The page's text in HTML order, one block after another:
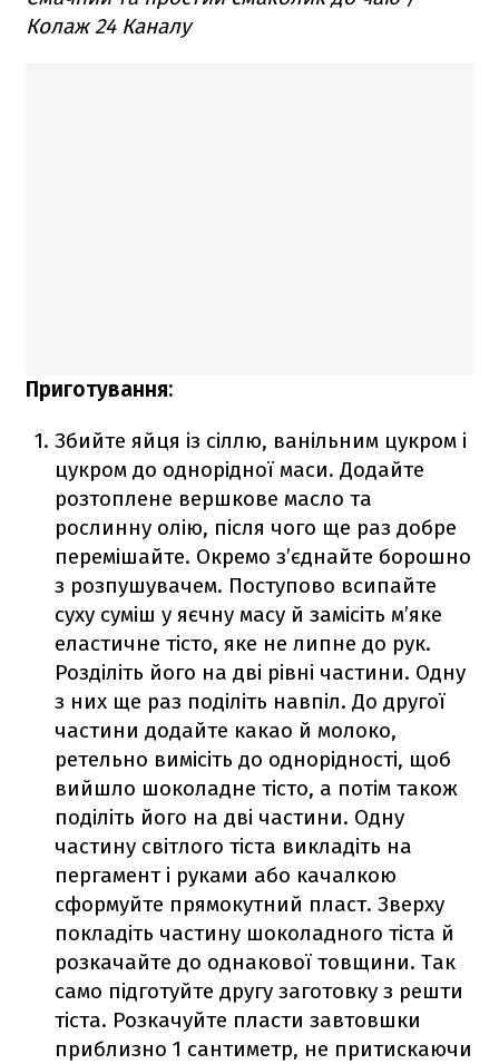
Колаж 24 Каналу
Приготування:
Збийте яйця із сіллю, ванільним цукром і
цукром до однорідної маси. Додайте
розтоплене вершкове масло та
рослинну олію, після чого ще раз добре
перемішайте. Окремо з’єднайте борошно
з розпушувачем. Поступово всипайте
суху суміш у яєчну масу й замісіть м’яке
еластичне тісто, яке не липне до рук.
Розділіть його на дві рівні частини. Одну
з них ще раз поділіть навпіл. До другої
частини додайте какао й молоко,
ретельно вимісіть до однорідності, щоб
вийшло шоколадне тісто, а потім також
поділіть його на дві частини. Одну
частину світлого тіста викладіть на
пергамент і руками або качалкою
сформуйте прямокутний пласт. Зверху
покладіть частину шоколадного тіста й
розкачайте до однакової товщини. Так
само підготуйте другу заготовку з решти
тіста. Розкачуйте пласти завтовшки
приблизно 1 сантиметр, не притискаючи